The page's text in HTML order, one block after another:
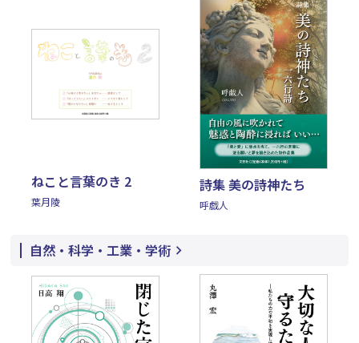
ねこと言葉のき 2
葉月陵
詩集 美の詩神たち
呼戯人
自然・科学・工業・学術